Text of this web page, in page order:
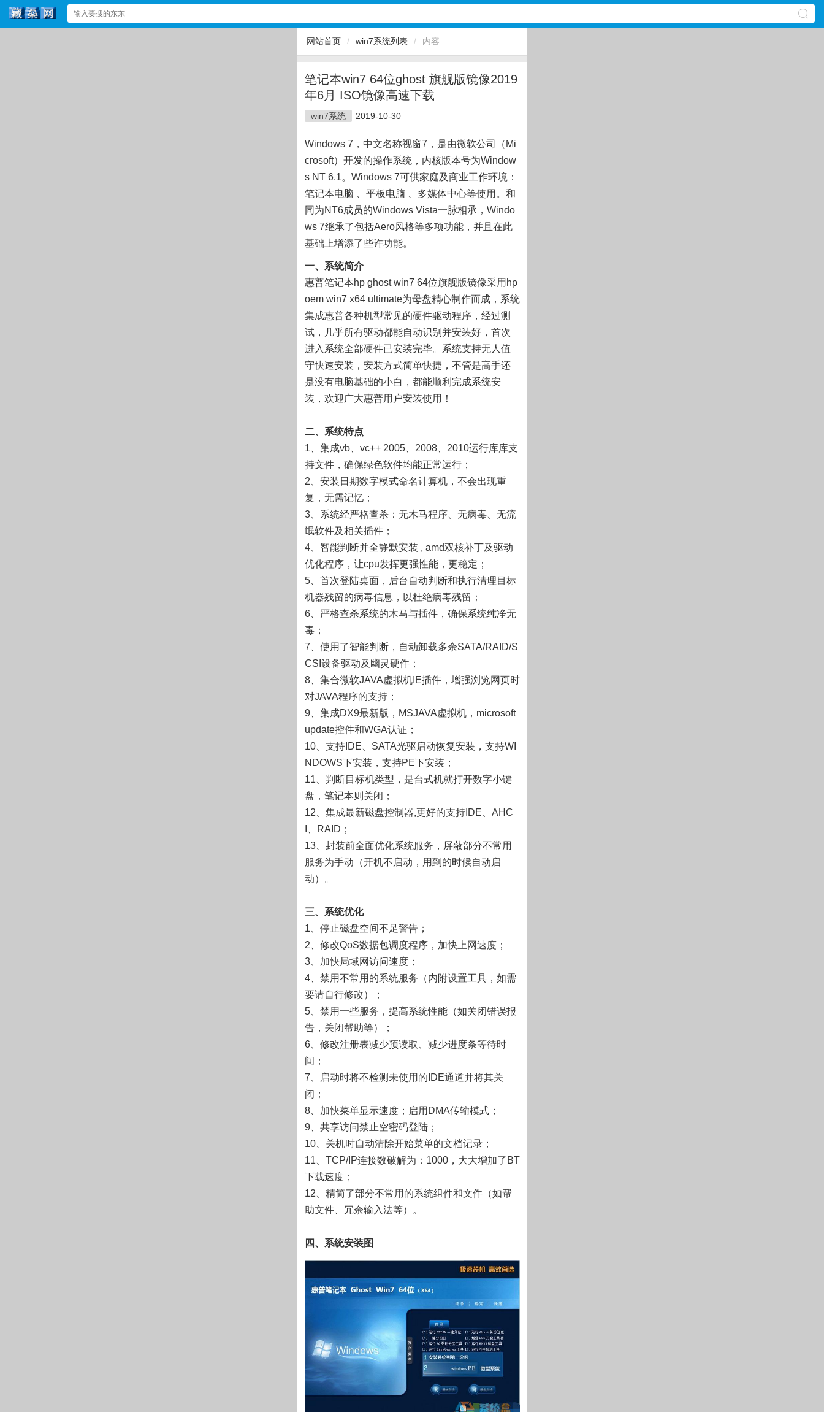
网站首页 / win7系统列表 / 内容
笔记本win7 64位ghost 旗舰版镜像2019
年6月 ISO镜像高速下载
win7系统 2019-10-30
Windows 7，中文名称视窗7，是由微软公司（Mi
crosoft）开发的操作系统，内核版本号为Window
s NT 6.1。Windows 7可供家庭及商业工作环境：
笔记本电脑 、平板电脑 、多媒体中心等使用。和
同为NT6成员的Windows Vista一脉相承，Windo
ws 7继承了包括Aero风格等多项功能，并且在此
基础上增添了些许功能。
一、系统简介
惠普笔记本hp ghost win7 64位旗舰版镜像采用hp
oem win7 x64 ultimate为母盘精心制作而成，系统
集成惠普各种机型常见的硬件驱动程序，经过测
试，几乎所有驱动都能自动识别并安装好，首次
进入系统全部硬件已安装完毕。系统支持无人值
守快速安装，安装方式简单快捷，不管是高手还
是没有电脑基础的小白，都能顺利完成系统安
装，欢迎广大惠普用户安装使用！
二、系统特点
1、集成vb、vc++ 2005、2008、2010运行库库支
持文件，确保绿色软件均能正常运行；
2、安装日期数字模式命名计算机，不会出现重
复，无需记忆；
3、系统经严格查杀：无木马程序、无病毒、无流
氓软件及相关插件；
4、智能判断并全静默安装 , amd双核补丁及驱动
优化程序，让cpu发挥更强性能，更稳定；
5、首次登陆桌面，后台自动判断和执行清理目标
机器残留的病毒信息，以杜绝病毒残留；
6、严格查杀系统的木马与插件，确保系统纯净无
毒；
7、使用了智能判断，自动卸载多余SATA/RAID/S
CSI设备驱动及幽灵硬件；
8、集合微软JAVA虚拟机IE插件，增强浏览网页时
对JAVA程序的支持；
9、集成DX9最新版，MSJAVA虚拟机，microsoft
update控件和WGA认证；
10、支持IDE、SATA光驱启动恢复安装，支持WI
NDOWS下安装，支持PE下安装；
11、判断目标机类型，是台式机就打开数字小键
盘，笔记本则关闭；
12、集成最新磁盘控制器,更好的支持IDE、AHC
I、RAID；
13、封装前全面优化系统服务，屏蔽部分不常用
服务为手动（开机不启动，用到的时候自动启
动）。
三、系统优化
1、停止磁盘空间不足警告；
2、修改QoS数据包调度程序，加快上网速度；
3、加快局域网访问速度；
4、禁用不常用的系统服务（内附设置工具，如需
要请自行修改）；
5、禁用一些服务，提高系统性能（如关闭错误报
告，关闭帮助等）；
6、修改注册表减少预读取、减少进度条等待时
间；
7、启动时将不检测未使用的IDE通道并将其关
闭；
8、加快菜单显示速度；启用DMA传输模式；
9、共享访问禁止空密码登陆；
10、关机时自动清除开始菜单的文档记录；
11、TCP/IP连接数破解为：1000，大大增加了BT
下载速度；
12、精简了部分不常用的系统组件和文件（如帮
助文件、冗余输入法等）。
四、系统安装图